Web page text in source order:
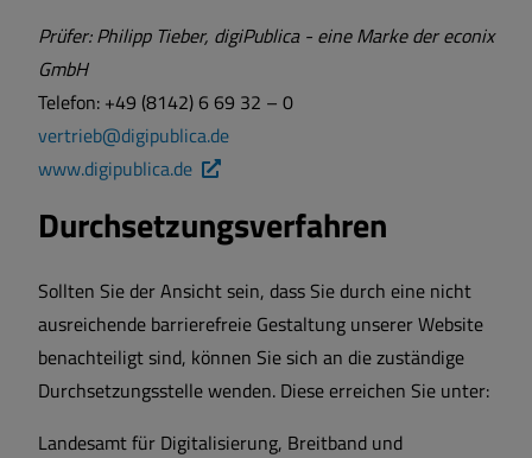
Prüfer: Philipp Tieber, digiPublica - eine Marke der econix
GmbH
Telefon: +49 (8142) 6 69 32 – 0
vertrieb@digipublica.de
www.digipublica.de
Durchsetzungsverfahren
Sollten Sie der Ansicht sein, dass Sie durch eine nicht
ausreichende barrierefreie Gestaltung unserer Website
benachteiligt sind, können Sie sich an die zuständige
Durchsetzungsstelle wenden. Diese erreichen Sie unter:
Landesamt für Digitalisierung, Breitband und